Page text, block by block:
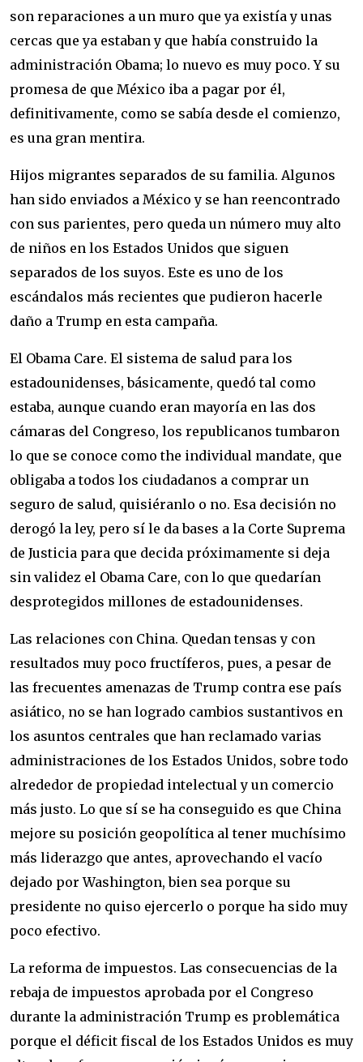
son reparaciones a un muro que ya existía y unas
cercas que ya estaban y que había construido la
administración Obama; lo nuevo es muy poco. Y su
promesa de que México iba a pagar por él,
definitivamente, como se sabía desde el comienzo,
es una gran mentira.
Hijos migrantes separados de su familia. Algunos
han sido enviados a México y se han reencontrado
con sus parientes, pero queda un número muy alto
de niños en los Estados Unidos que siguen
separados de los suyos. Este es uno de los
escándalos más recientes que pudieron hacerle
daño a Trump en esta campaña.
El Obama Care. El sistema de salud para los
estadounidenses, básicamente, quedó tal como
estaba, aunque cuando eran mayoría en las dos
cámaras del Congreso, los republicanos tumbaron
lo que se conoce como the individual mandate, que
obligaba a todos los ciudadanos a comprar un
seguro de salud, quisiéranlo o no. Esa decisión no
derogó la ley, pero sí le da bases a la Corte Suprema
de Justicia para que decida próximamente si deja
sin validez el Obama Care, con lo que quedarían
desprotegidos millones de estadounidenses.
Las relaciones con China. Quedan tensas y con
resultados muy poco fructíferos, pues, a pesar de
las frecuentes amenazas de Trump contra ese país
asiático, no se han logrado cambios sustantivos en
los asuntos centrales que han reclamado varias
administraciones de los Estados Unidos, sobre todo
alrededor de propiedad intelectual y un comercio
más justo. Lo que sí se ha conseguido es que China
mejore su posición geopolítica al tener muchísimo
más liderazgo que antes, aprovechando el vacío
dejado por Washington, bien sea porque su
presidente no quiso ejercerlo o porque ha sido muy
poco efectivo.
La reforma de impuestos. Las consecuencias de la
rebaja de impuestos aprobada por el Congreso
durante la administración Trump es problemática
porque el déficit fiscal de los Estados Unidos es muy